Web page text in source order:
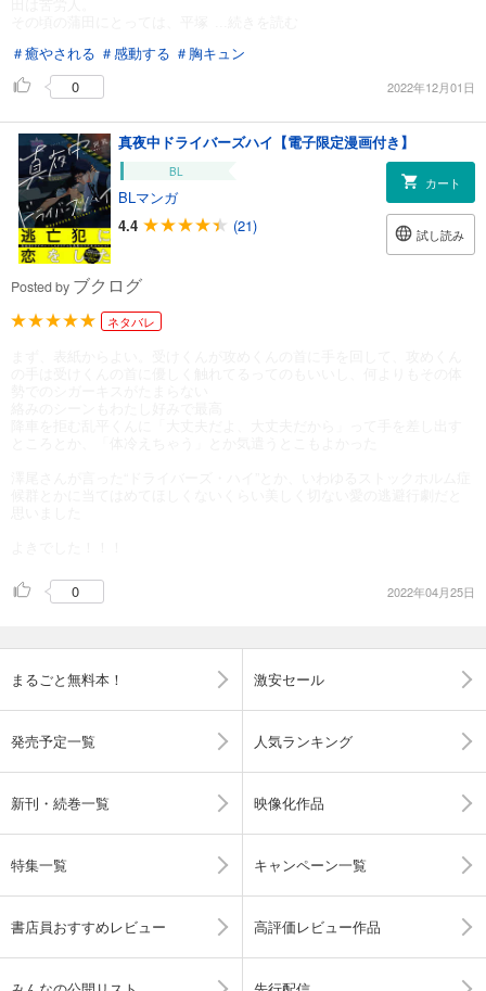
＃癒やされる ＃感動する ＃胸キュン
0
2022年12月01日
真夜中ドライバーズハイ【電子限定漫画付き】
BL
BLマンガ
4.4
(21)
カート
試し読み
Posted by ブクログ
ネタバレ
0 2022年04月25日
まるごと無料本！ 激安セール
発売予定一覧 人気ランキング
新刊・続巻一覧 映像化作品
特集一覧 キャンペーン一覧
書店員おすすめレビュー 高評価レビュー作品